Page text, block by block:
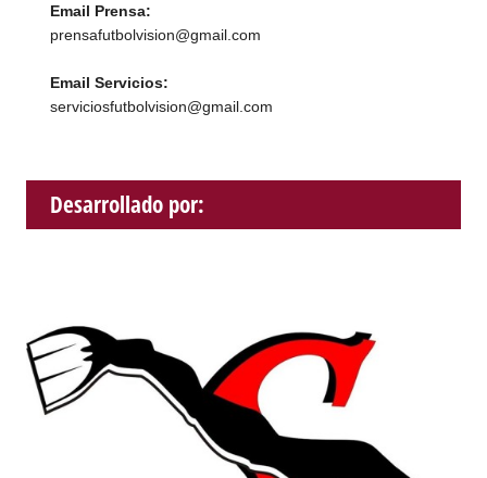
Email Prensa:
prensafutbolvision@gmail.com
Email Servicios:
serviciosfutbolvision@gmail.com
Desarrollado por: